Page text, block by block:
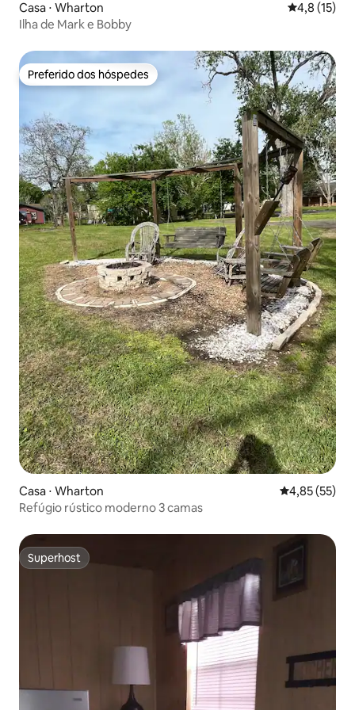
Casa ⋅ Wharton 4,8 de uma
4,8 (15)
Ilha de Mark e Bobby
Preferido dos hóspedes
Preferido dos hóspedes
Casa ⋅ Wharton 4,85 de uma
4,85 (55)
Refúgio rústico moderno 3 camas
Superhost
Superhost